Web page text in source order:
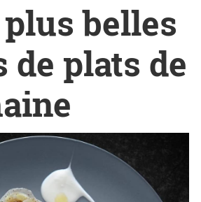
plus belles
de plats de